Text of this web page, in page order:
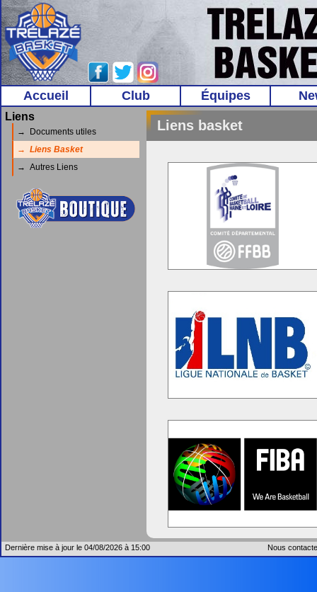
Accueil Club Équipes
Liens
→ Documents utiles
→ Liens Basket
→ Autres Liens
Liens basket
Dernière mise à jour le 04/08/2026 à 15:00 Nous